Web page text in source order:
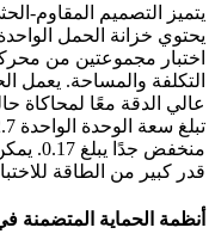
يتميز التصميم المقاوم-
يحتوي خزانة الحمل
اختبار مجموعتين من
التكلفة والمساحة. يعمل
عالي الدقة معًا لمحاكاة
منخفض
قدر كبير من الطاقة
أنظمة الحماية المتضمنة